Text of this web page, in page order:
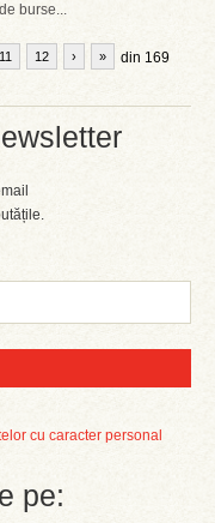
cu caracter personal
pe:
burse...
11 12 din 169
› »